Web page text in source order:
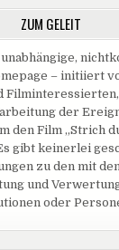
ZUM GELEIT
– initiiert
der
den Film „Strich
gibt keinerlei
zu den mit
und
oder